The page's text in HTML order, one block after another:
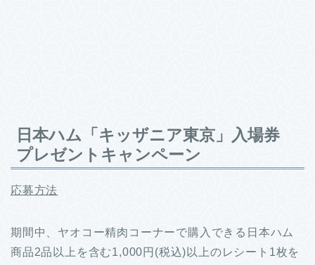
日本ハム「キッザニア東京」入場券
プレゼントキャンペーン
応募方法
期間中、ヤオコー精肉コーナーで購入できる日本ハム
商品2品以上を含む1,000円(税込)以上のレシート1枚を